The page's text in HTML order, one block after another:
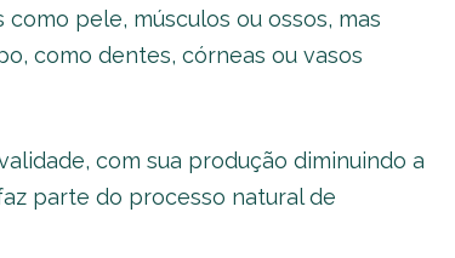
pele, músculos ou ossos, mas
como dentes, córneas ou vasos
com sua produção diminuindo a
parte do processo natural de